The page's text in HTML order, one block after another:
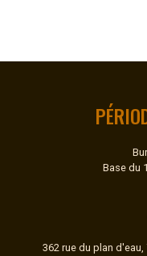
Base du
362 rue du plan d'eau,